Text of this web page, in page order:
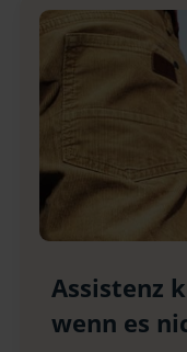
Assistenz
wenn es